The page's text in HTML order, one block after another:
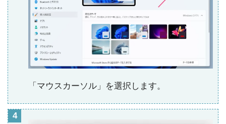
「マウスカーソル」を選択します。